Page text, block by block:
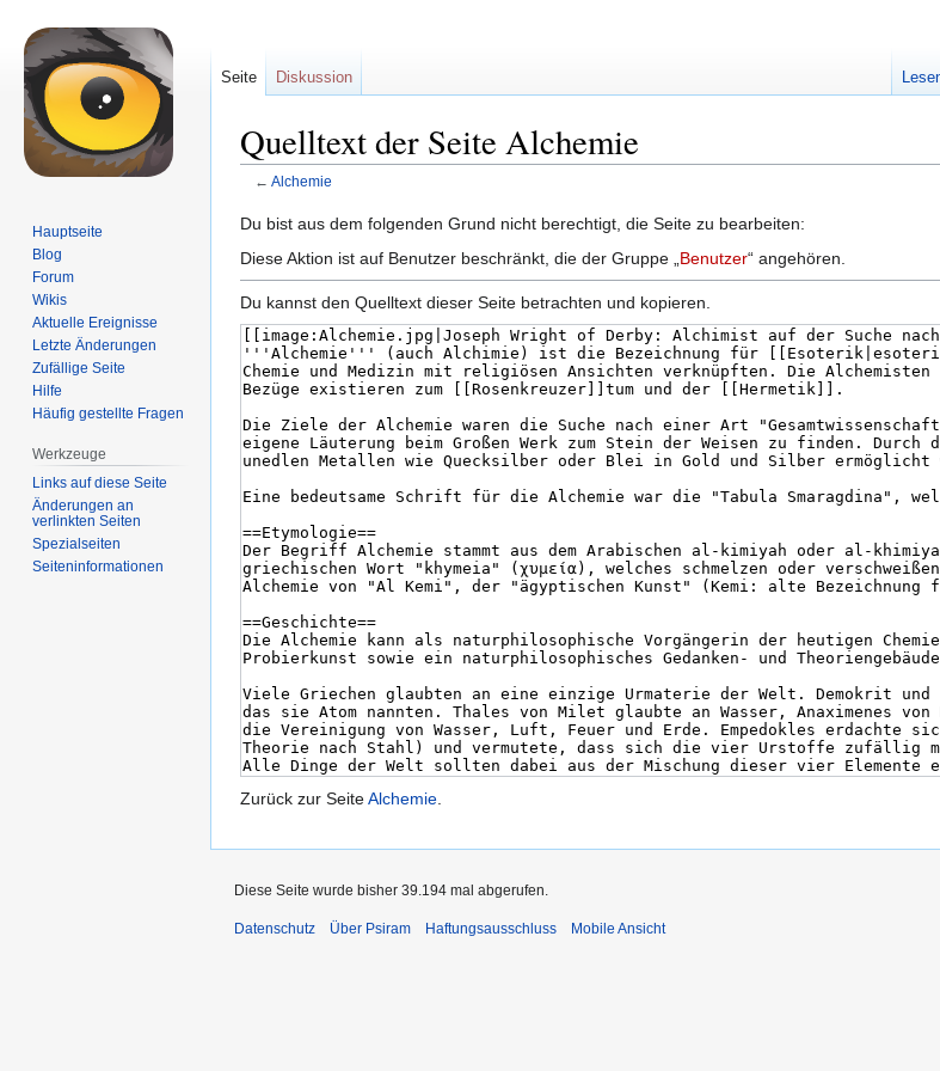
Quelltext der Seite Alchemie
← Alchemie
Zur
Navigation
Zur
Suche
Du bist aus dem folgenden Grund nicht berechtigt, die Seite zu bearbeiten:
Diese Aktion ist auf Benutzer beschränkt, die der Gruppe „ Benutzer“ angehören.
Du kannst den Quelltext dieser Seite betrachten und kopieren.
Zurück zur SeiteAlchemie.
Seite Diskussion
Hauptseite
Blog
Forum
Wikis
Aktuelle Ereignisse
Letzte Änderungen
Zufällige Seite
Hilfe
Häufig gestellte Fragen
Werkzeuge
Links auf diese Seite
Änderungen an
verlinkten Seiten
Spezialseiten
Seiten­informationen
Diese Seite wurde bisher 39.194 mal abgerufen.
Datenschutz Über Psiram Haftungsausschluss Mobile Ansicht